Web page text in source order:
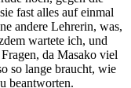
fast alles auf einmal
andere Lehrerin, was,
wartete ich, und
da Masako viel
so lange braucht, wie
beantworten.